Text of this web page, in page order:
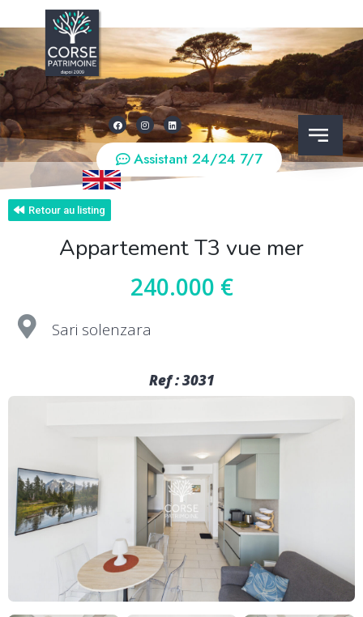
Assistant 24/24 7/7
Retour au listing
Appartement T3 vue mer
240.000 €
Sari solenzara
Ref : 3031